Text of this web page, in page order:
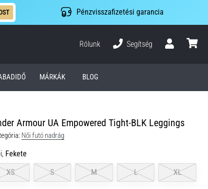
Pénzvisszafizetési garancia
Rólunk
Segítség
MÁRKÁK BLOG
Armour UA Empowered Tight-BLK Leggings
Női futó nadrág
Fekete
XS
S M L XL